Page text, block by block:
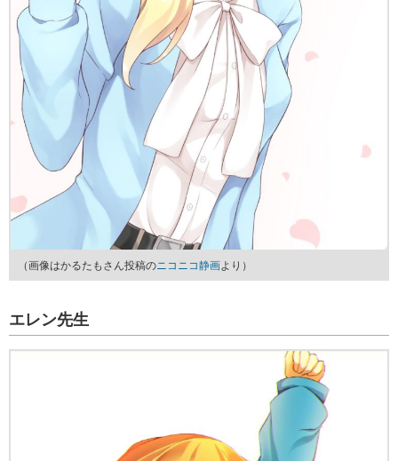
（画像はかるたもさん投稿のニコニコ静画より）
エレン先生